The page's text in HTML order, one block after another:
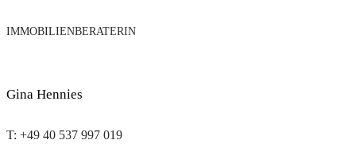
IMMOBILIENBERATERIN
Gina Hennies
T: +49 40 537 997 019